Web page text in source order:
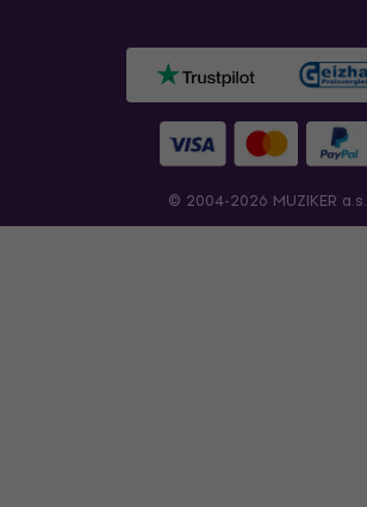
© 2004-2026 MUZIKER a.s.